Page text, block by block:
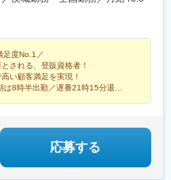
,福井,富山東海／愛知,三重,岐阜,
知九州／福岡,熊本,大分,佐賀,長
対象外地域がございます。地域
≫をご確認ください
public/koza/1/detail/1★入社後の
】→【A】or【B】もしくは【B】
駅、武蔵高萩駅、栗橋駅、東松
(千葉県)、井野駅(千葉県)、実籾
検見川浜駅、東千葉駅、四街道
千代緑が丘駅、竜ケ崎駅、ゆめみ
、小見川駅、金上駅、高浜駅(茨
友部駅、羽鳥駅、常陸大宮駅、潮
駅(栃木県)、駅東公園前駅、黒磯
、田沼駅、鹿沼駅、堀米駅、岡
足度No.1／
される、登販資格者！
い顧客満足を実現！
8時半出勤／遅番21時15分退勤)
応募する